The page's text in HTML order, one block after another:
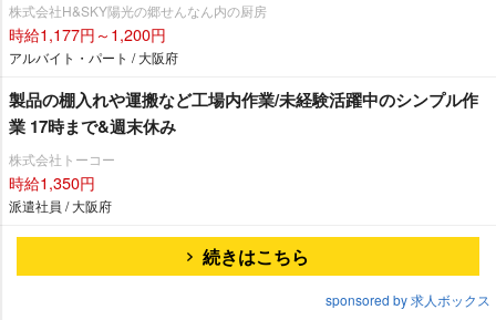
株式会社H&SKY陽光の郷せんなん内の厨房
時給1,177円～1,200円
アルバイト・パート / 大阪府
製品の棚入れや運搬など工場内作業/未経験活躍中のシンプル作
業 17時まで&週末休み
株式会社トーコー
時給1,350円
派遣社員 / 大阪府
続きはこちら
sponsored by 求人ボックス